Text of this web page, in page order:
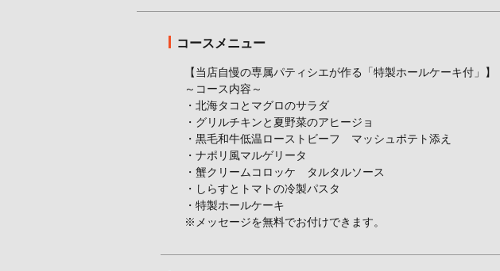
コースメニュー
【当店自慢の専属パティシエが作る「特製ホールケーキ付」】
～コース内容～
・北海タコとマグロのサラダ
・グリルチキンと夏野菜のアヒージョ
・黒毛和牛低温ローストビーフ マッシュポテト添え
・ナポリ風マルゲリータ
・蟹クリームコロッケ タルタルソース
・しらすとトマトの冷製パスタ
・特製ホールケーキ
※メッセージを無料でお付けできます。